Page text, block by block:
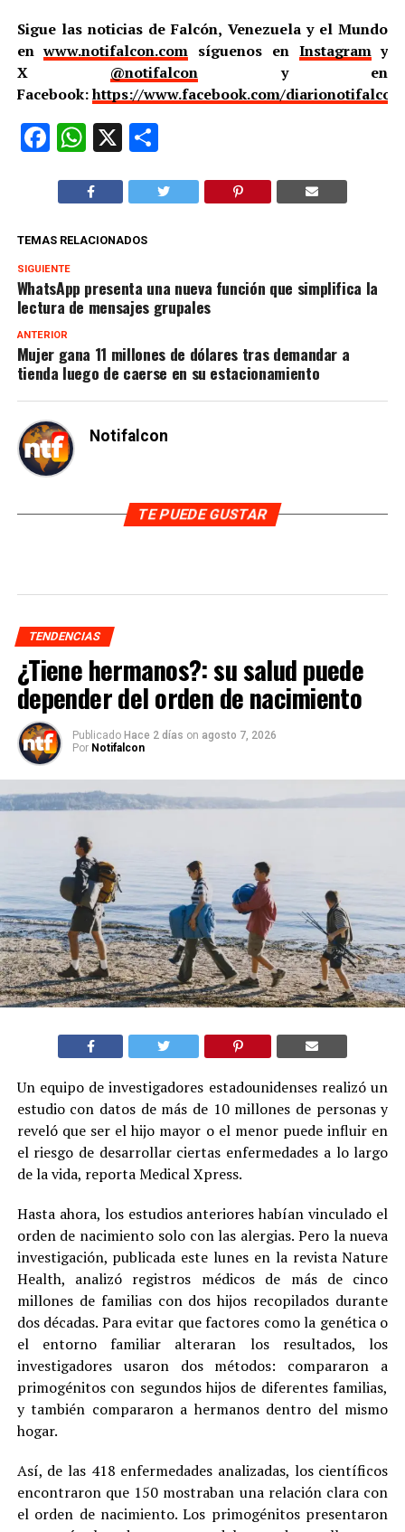
Sigue las noticias de Falcón, Venezuela y el Mundo
enwww.notifalcon.com síguenos en Instagramy
X @notifalcon y en
Facebook:https://www.facebook.com/
Facebook
WhatsApp
X Compartir
TEMAS RELACIONADOS
SIGUIENTE
WhatsApp presenta una nueva función que simplifica la
lectura de mensajes grupales
ANTERIOR
Mujer gana 11 millones de dólares tras demandar a
tienda luego de caerse en su estacionamiento
Notifalcon
TE PUEDE GUSTAR
TENDENCIAS
¿Tiene hermanos?: su salud puede
depender del orden de nacimiento
Publicado Hace 2 días on agosto 7, 2026
Por Notifalcon
Un equipo de investigadores estadounidenses realizó un
estudio con datos de más de 10 millones de personas y
reveló que ser el hijo mayor o el menor puede influir en
el riesgo de desarrollar ciertas enfermedades a lo largo
de la vida, reporta Medical Xpress.
Hasta ahora, los estudios anteriores habían vinculado el
orden de nacimiento solo con las alergias. Pero la nueva
investigación, publicada este lunes en la revista Nature
Health, analizó registros médicos de más de cinco
millones de familias con dos hijos recopilados durante
dos décadas. Para evitar que factores como la genética o
el entorno familiar alteraran los resultados, los
investigadores usaron dos métodos: compararon a
primogénitos con segundos hijos de diferentes familias,
y también compararon a hermanos dentro del mismo
hogar.
Así, de las 418 enfermedades analizadas, los científicos
encontraron que 150 mostraban una relación clara con
el orden de nacimiento. Los primogénitos presentaron